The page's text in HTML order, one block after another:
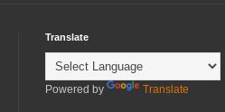
Translate
Powered by Translate